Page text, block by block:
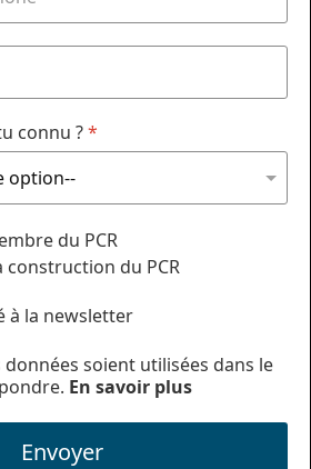
connu ?*
du PCR
construction du PCR
à la newsletter
données soient utilisées dans le
En savoir plus
Envoyer